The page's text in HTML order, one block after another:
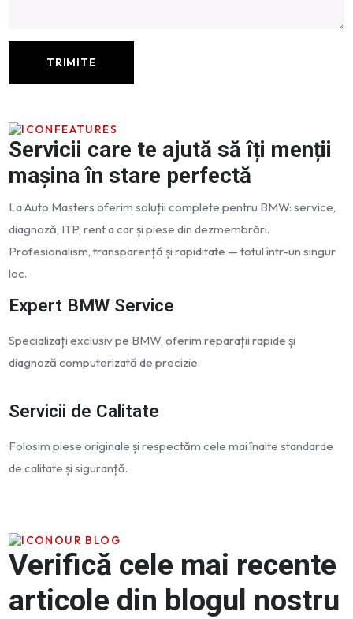
FEATURES
Servicii care te ajută să îți menții
mașina în stare perfectă
La Auto Masters oferim soluții complete pentru BMW: service,
diagnoză, ITP, rent a car și piese din dezmembrări.
Profesionalism, transparență și rapiditate — totul într-un singur
loc.
Expert BMW Service
Specializați exclusiv pe BMW, oferim reparații rapide și
diagnoză computerizată de precizie.
Servicii de Calitate
Folosim piese originale și respectăm cele mai înalte standarde
de calitate și siguranță.
OUR BLOG
Verifică cele mai recente
articole din blogul nostru